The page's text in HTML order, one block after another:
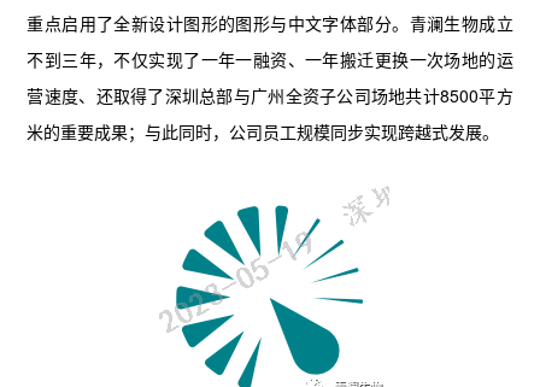
重点启用了全新设计图形的图形与中文字体部分。青澜生物成立
不到三年，不仅实现了一年一融资、一年搬迁更换一次场地的运
营速度、还取得了深圳总部与广州全资子公司场地共计8500平方
米的重要成果；与此同时，公司员工规模同步实现跨越式发展。